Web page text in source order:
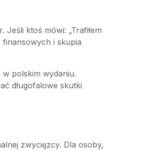
ktoś mówi: „Trafiłem
i skupia
polskim wydaniu.
długofalowe skutki
zwycięzcy. Dla osoby,